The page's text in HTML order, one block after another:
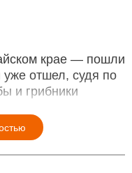
крае — пошли
отшел, судя по
и грибники